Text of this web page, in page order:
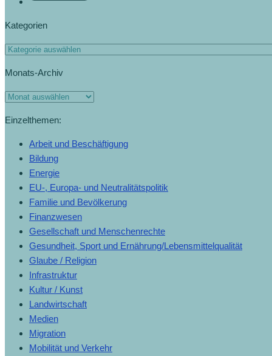
Kategorien
Monats-Archiv
Einzelthemen:
Arbeit und Beschäftigung
Bildung
Energie
EU-, Europa- und Neutralitätspolitik
Familie und Bevölkerung
Finanzwesen
Gesellschaft und Menschenrechte
Gesundheit, Sport und Ernährung/Lebensmittelqualität
Glaube / Religion
Infrastruktur
Kultur / Kunst
Landwirtschaft
Medien
Migration
Mobilität und Verkehr